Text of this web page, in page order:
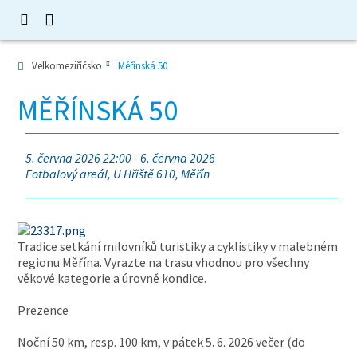
Velkomeziříčsko Měřínská 50
MĚŘÍNSKÁ 50
5. června 2026 22:00 - 6. června 2026
Fotbalový areál, U Hřiště 610, Měřín
Tradice setkání milovníků turistiky a cyklistiky v malebném
regionu Měřína. Vyrazte na trasu vhodnou pro všechny
věkové kategorie a úrovně kondice.
Prezence
Noční 50 km, resp. 100 km, v pátek 5. 6. 2026 večer (do